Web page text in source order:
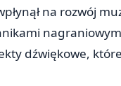
na rozwój
dźwiękowe,